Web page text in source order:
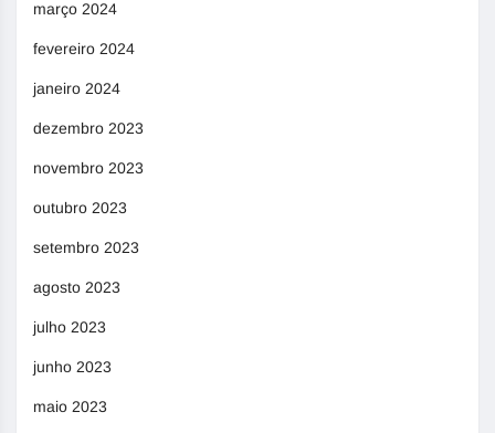
março 2024
fevereiro 2024
janeiro 2024
dezembro 2023
novembro 2023
outubro 2023
setembro 2023
agosto 2023
julho 2023
junho 2023
maio 2023